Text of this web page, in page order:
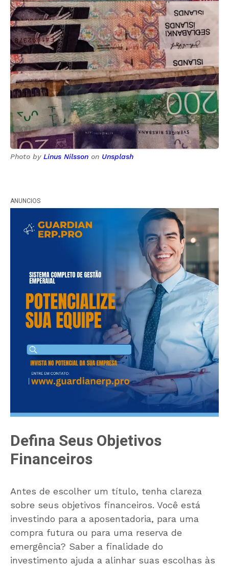
Photo by Linus Nilsson on Unsplash
ANUNCIOS
Defina Seus Objetivos
Financeiros
Antes de escolher um título, tenha clareza
sobre seus objetivos financeiros. Você está
investindo para a aposentadoria, para uma
compra futura ou para uma reserva de
emergência? Saber a finalidade do
investimento ajuda a alinhar suas escolhas às